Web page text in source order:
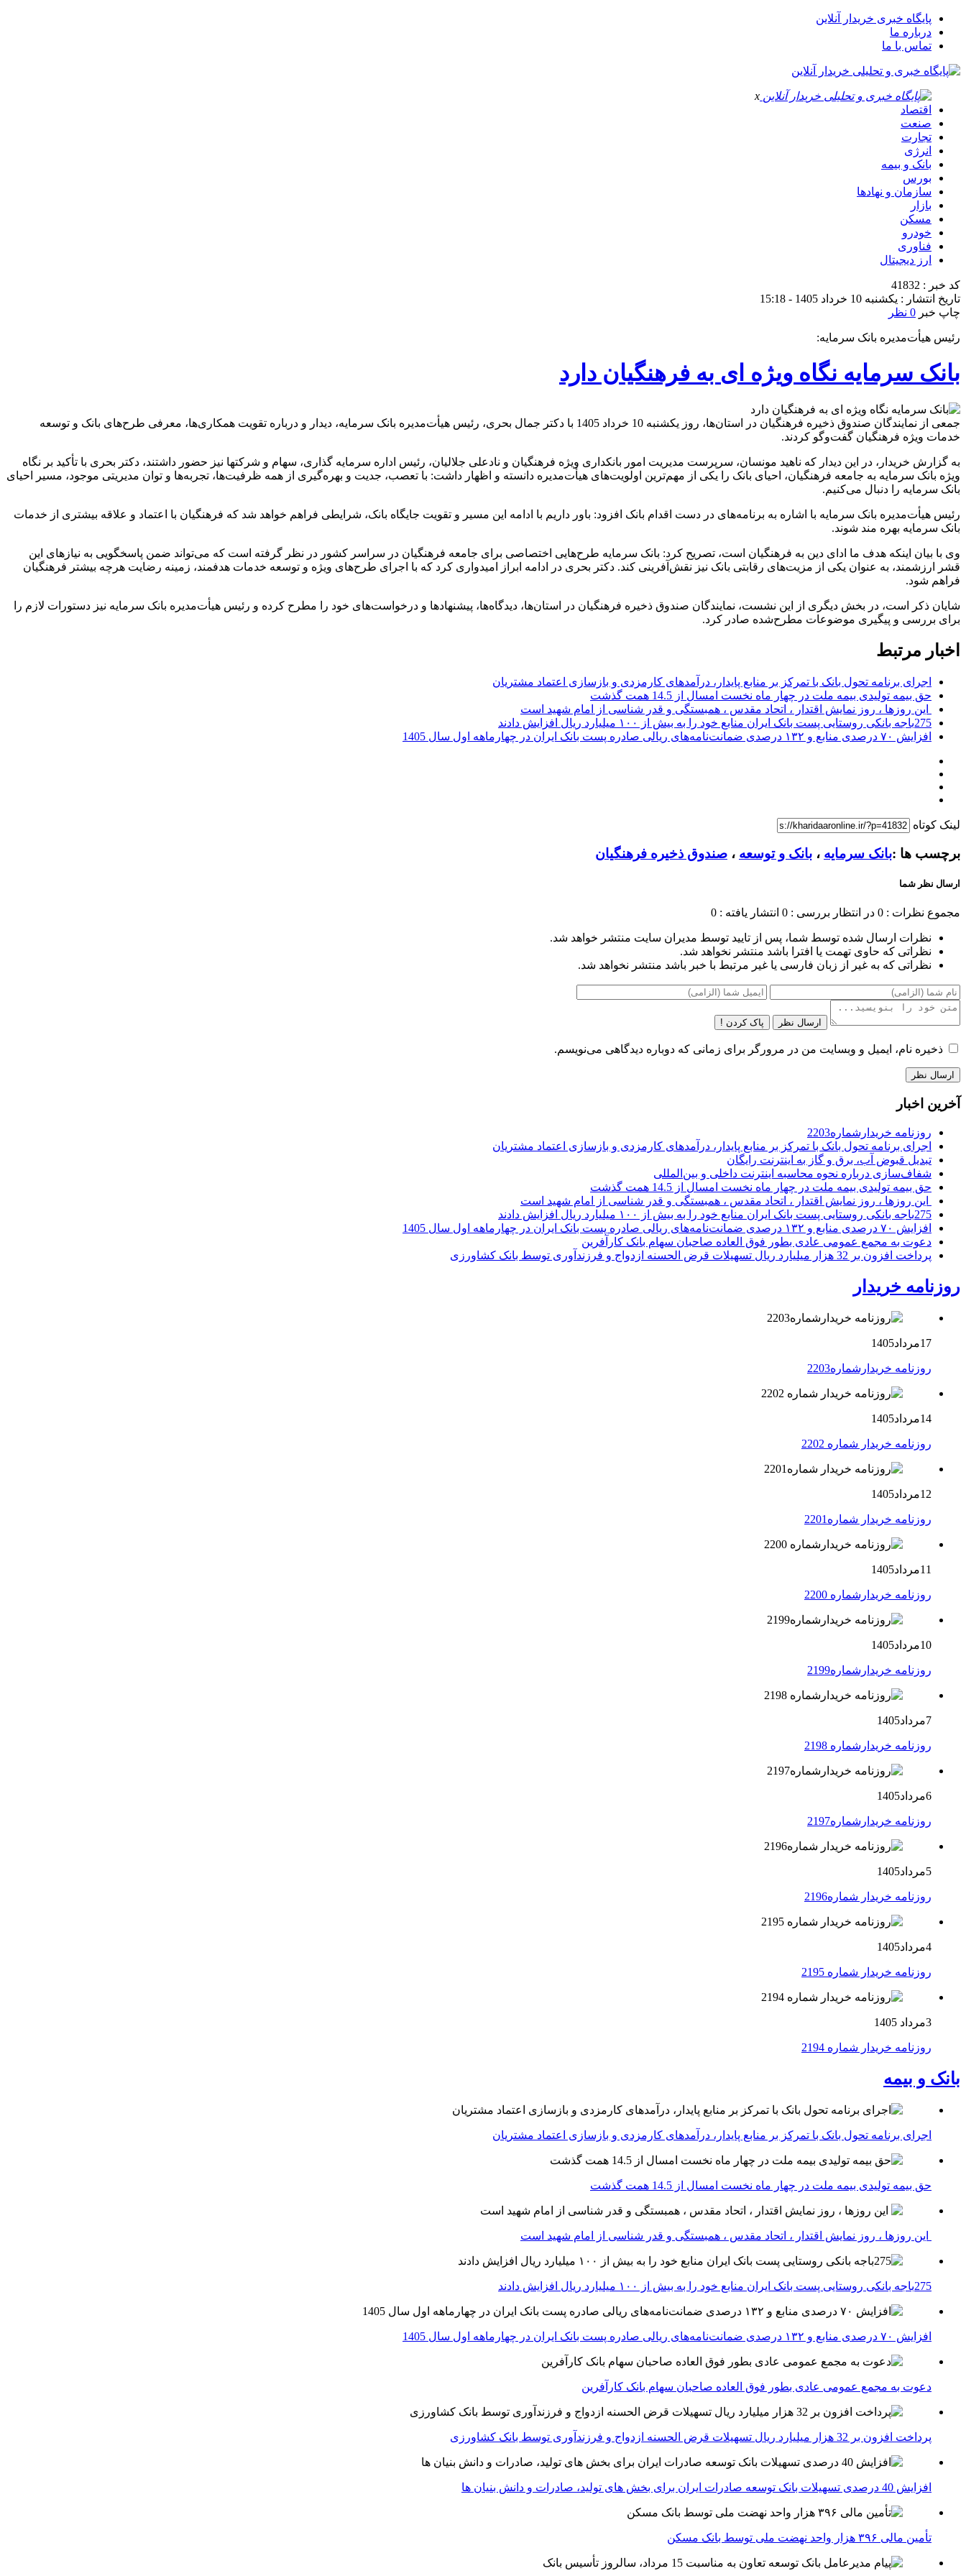
پایگاه خبری خریدار آنلاین
درباره ما
تماس با ما
x
اقتصاد
صنعت
تجارت
انرژی
بانک و بیمه
بورس
سازمان و نهادها
بازار
مسکن
خودرو
فناوری
ارز دیجیتال
کد خبر : 41832
تاریخ انتشار : یکشنبه 10 خرداد 1405 - 15:18
چاپ خبر 0 نظر
رئیس هیأت‌مدیره بانک سرمایه:
بانک سرمایه نگاه ویژه ای به فرهنگیان دارد
جمعی از نمایندگان صندوق ذخیره فرهنگیان در استان‌ها، روز یکشنبه 10 خرداد 1405 با دکتر جمال بحری، رئیس هیأت‌مدیره بانک سرمایه، دیدار و درباره تقویت همکاری‌ها، معرفی طرح‌های بانک و توسعه
خدمات ویژه فرهنگیان گفت‌وگو کردند.
به گزارش خریدار، در این دیدار که ناهید مونسان، سرپرست مدیریت امور بانکداری ویژه فرهنگیان و نادعلی جلالیان، رئیس اداره سرمایه گذاری، سهام و شرکتها نیز حضور داشتند، دکتر بحری با تأکید بر نگاه
ویژه بانک سرمایه به جامعه فرهنگیان، احیای بانک را یکی از مهم‌ترین اولویت‌های هیأت‌مدیره دانسته و اظهار داشت: با تعصب، جدیت و بهره‌گیری از همه ظرفیت‌ها، تجربه‌ها و توان مدیریتی موجود، مسیر احیای
بانک سرمایه را دنبال می‌کنیم.
رئیس هیأت‌مدیره بانک سرمایه با اشاره به برنامه‌های در دست اقدام بانک افزود: باور داریم با ادامه این مسیر و تقویت جایگاه بانک، شرایطی فراهم خواهد شد که فرهنگیان با اعتماد و علاقه بیشتری از خدمات
بانک سرمایه بهره مند شوند.
وی با بیان اینکه هدف ما ادای دین به فرهنگیان است، تصریح کرد: بانک سرمایه طرح‌هایی اختصاصی برای جامعه فرهنگیان در سراسر کشور در نظر گرفته است که می‌تواند ضمن پاسخگویی به نیازهای این
قشر ارزشمند، به عنوان یکی از مزیت‌های رقابتی بانک نیز نقش‌آفرینی کند. دکتر بحری در ادامه ابراز امیدواری کرد که با اجرای طرح‌های ویژه و توسعه خدمات هدفمند، زمینه رضایت هرچه بیشتر فرهنگیان
فراهم شود.
شایان ذکر است، در بخش دیگری از این نشست، نمایندگان صندوق ذخیره فرهنگیان در استان‌ها، دیدگاه‌ها، پیشنهادها و درخواست‌های خود را مطرح کرده و رئیس هیأت‌مدیره بانک سرمایه نیز دستورات لازم را
برای بررسی و پیگیری موضوعات مطرح‌شده صادر کرد.
اخبار مرتبط
اجرای برنامه تحول بانک با تمرکز بر منابع پایدار، درآمدهای کارمزدی و بازسازی اعتماد مشتریان
حق بیمه تولیدی بیمه ملت در چهار ماه نخست امسال از 14.5 همت گذشت
این روزها ، روز نمایش اقتدار ، اتحاد مقدس ، همبستگی و قدر شناسی از امام شهید است
275باجه بانکی روستایی پست بانک ایران منابع خود را به بیش از ۱۰۰ میلیارد ریال افزایش دادند
افزایش ۷۰ درصدی منابع و ۱۳۲ درصدی ضمانت‌نامه‌های ریالی صادره پست بانک ایران در چهارماهه اول سال 1405
لینک کوتاه
برچسب ها :بانک سرمایه ، بانک و توسعه ، صندوق ذخیره فرهنگیان
ارسال نظر شما
مجموع نظرات : 0 در انتظار بررسی : 0 انتشار یافته : 0
نظرات ارسال شده توسط شما، پس از تایید توسط مدیران سایت منتشر خواهد شد.
نظراتی که حاوی تهمت یا افترا باشد منتشر نخواهد شد.
نظراتی که به غیر از زبان فارسی یا غیر مرتبط با خبر باشد منتشر نخواهد شد.
ارسال نظر پاک کردن !
ذخیره نام، ایمیل و وبسایت من در مرورگر برای زمانی که دوباره دیدگاهی می‌نویسم.
آخرین اخبار
روزنامه خریدارشماره2203
اجرای برنامه تحول بانک با تمرکز بر منابع پایدار، درآمدهای کارمزدی و بازسازی اعتماد مشتریان
تبدیل قبوض آب، برق و گاز به اینترنت رایگان
شفاف‌سازی درباره نحوه محاسبه اینترنت داخلی و بین‌المللی
حق بیمه تولیدی بیمه ملت در چهار ماه نخست امسال از 14.5 همت گذشت
این روزها ، روز نمایش اقتدار ، اتحاد مقدس ، همبستگی و قدر شناسی از امام شهید است
275باجه بانکی روستایی پست بانک ایران منابع خود را به بیش از ۱۰۰ میلیارد ریال افزایش دادند
افزایش ۷۰ درصدی منابع و ۱۳۲ درصدی ضمانت‌نامه‌های ریالی صادره پست بانک ایران در چهارماهه اول سال 1405
دعوت به مجمع عمومی عادی بطور فوق العاده صاحبان سهام بانک کارآفرین
پرداخت افزون بر 32 هزار میلیارد ریال تسهیلات قرض الحسنه ازدواج و فرزندآوری توسط بانک کشاورزی
روزنامه خریدار
17مرداد1405
روزنامه خریدارشماره2203
14مرداد1405
روزنامه خریدار شماره 2202
12مرداد1405
روزنامه خریدار شماره2201
11مرداد1405
روزنامه خریدارشماره 2200
10مرداد1405
روزنامه خریدارشماره2199
7مرداد1405
روزنامه خریدارشماره 2198
6مرداد1405
روزنامه خریدارشماره2197
5مرداد1405
روزنامه خریدار شماره2196
4مرداد1405
روزنامه خریدار شماره 2195
3مرداد 1405
روزنامه خریدار شماره 2194
بانک و بیمه
اجرای برنامه تحول بانک با تمرکز بر منابع پایدار، درآمدهای کارمزدی و بازسازی اعتماد مشتریان
حق بیمه تولیدی بیمه ملت در چهار ماه نخست امسال از 14.5 همت گذشت
این روزها ، روز نمایش اقتدار ، اتحاد مقدس ، همبستگی و قدر شناسی از امام شهید است
275باجه بانکی روستایی پست بانک ایران منابع خود را به بیش از ۱۰۰ میلیارد ریال افزایش دادند
افزایش ۷۰ درصدی منابع و ۱۳۲ درصدی ضمانت‌نامه‌های ریالی صادره پست بانک ایران در چهارماهه اول سال 1405
دعوت به مجمع عمومی عادی بطور فوق العاده صاحبان سهام بانک کارآفرین
پرداخت افزون بر 32 هزار میلیارد ریال تسهیلات قرض الحسنه ازدواج و فرزندآوری توسط بانک کشاورزی
افزایش 40 درصدی تسهیلات بانک توسعه صادرات ایران برای بخش های تولید، صادرات و دانش بنیان ها
تأمین مالی ۳۹۶ هزار واحد نهضت ملی توسط بانک مسکن